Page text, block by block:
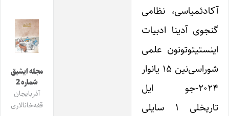
آکادئمیاسی، نظامی
گنجوی آدینا ادبیات
اینستیتوتونون علمی
شوراسی‌نین ۱۵ یانوار
۲۰۲۴-جو ایل
تاریخلی ۱ سایلی
مجله ایشیق
شماره 2
آذربایجان
قفه‌خانالاری